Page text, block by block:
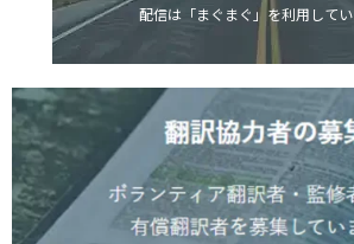
配信は「まぐまぐ」を利用してい